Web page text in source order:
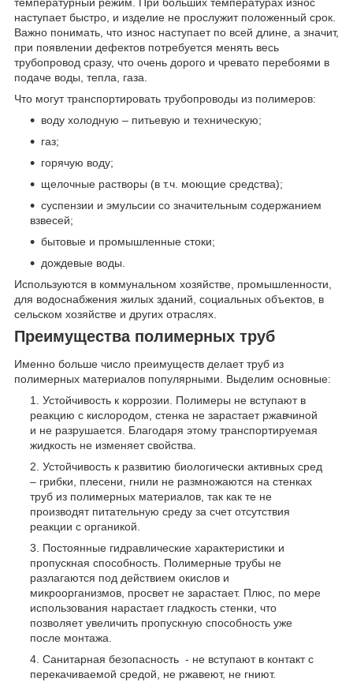
наступает быстро, и изделие не прослужит положенный срок.
Важно понимать, что износ наступает по всей длине, а значит,
при появлении дефектов потребуется менять весь
трубопровод сразу, что очень дорого и чревато перебоями в
подаче воды, тепла, газа.
Что могут транспортировать трубопроводы из полимеров:
воду холодную – питьевую и техническую;
газ;
горячую воду;
щелочные растворы (в т.ч. моющие средства);
суспензии и эмульсии со значительным содержанием
взвесей;
бытовые и промышленные стоки;
дождевые воды.
Используются в коммунальном хозяйстве, промышленности,
для водоснабжения жилых зданий, социальных объектов, в
сельском хозяйстве и других отраслях.
Преимущества полимерных труб
Именно больше число преимуществ делает труб из
полимерных материалов популярными. Выделим основные:
Устойчивость к коррозии. Полимеры не вступают в
реакцию с кислородом, стенка не зарастает ржавчиной
и не разрушается. Благодаря этому транспортируемая
жидкость не изменяет свойства.
Устойчивость к развитию биологически активных сред
– грибки, плесени, гнили не размножаются на стенках
труб из полимерных материалов, так как те не
производят питательную среду за счет отсутствия
реакции с органикой.
Постоянные гидравлические характеристики и
пропускная способность. Полимерные трубы не
разлагаются под действием окислов и
микроорганизмов, просвет не зарастает. Плюс, по мере
использования нарастает гладкость стенки, что
позволяет увеличить пропускную способность уже
после монтажа.
Санитарная безопасность - не вступают в контакт с
перекачиваемой средой, не ржавеют, не гниют.